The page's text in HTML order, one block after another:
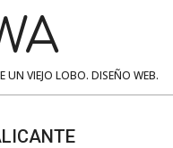
UN VIEJO LOBO. DISEÑO WEB.